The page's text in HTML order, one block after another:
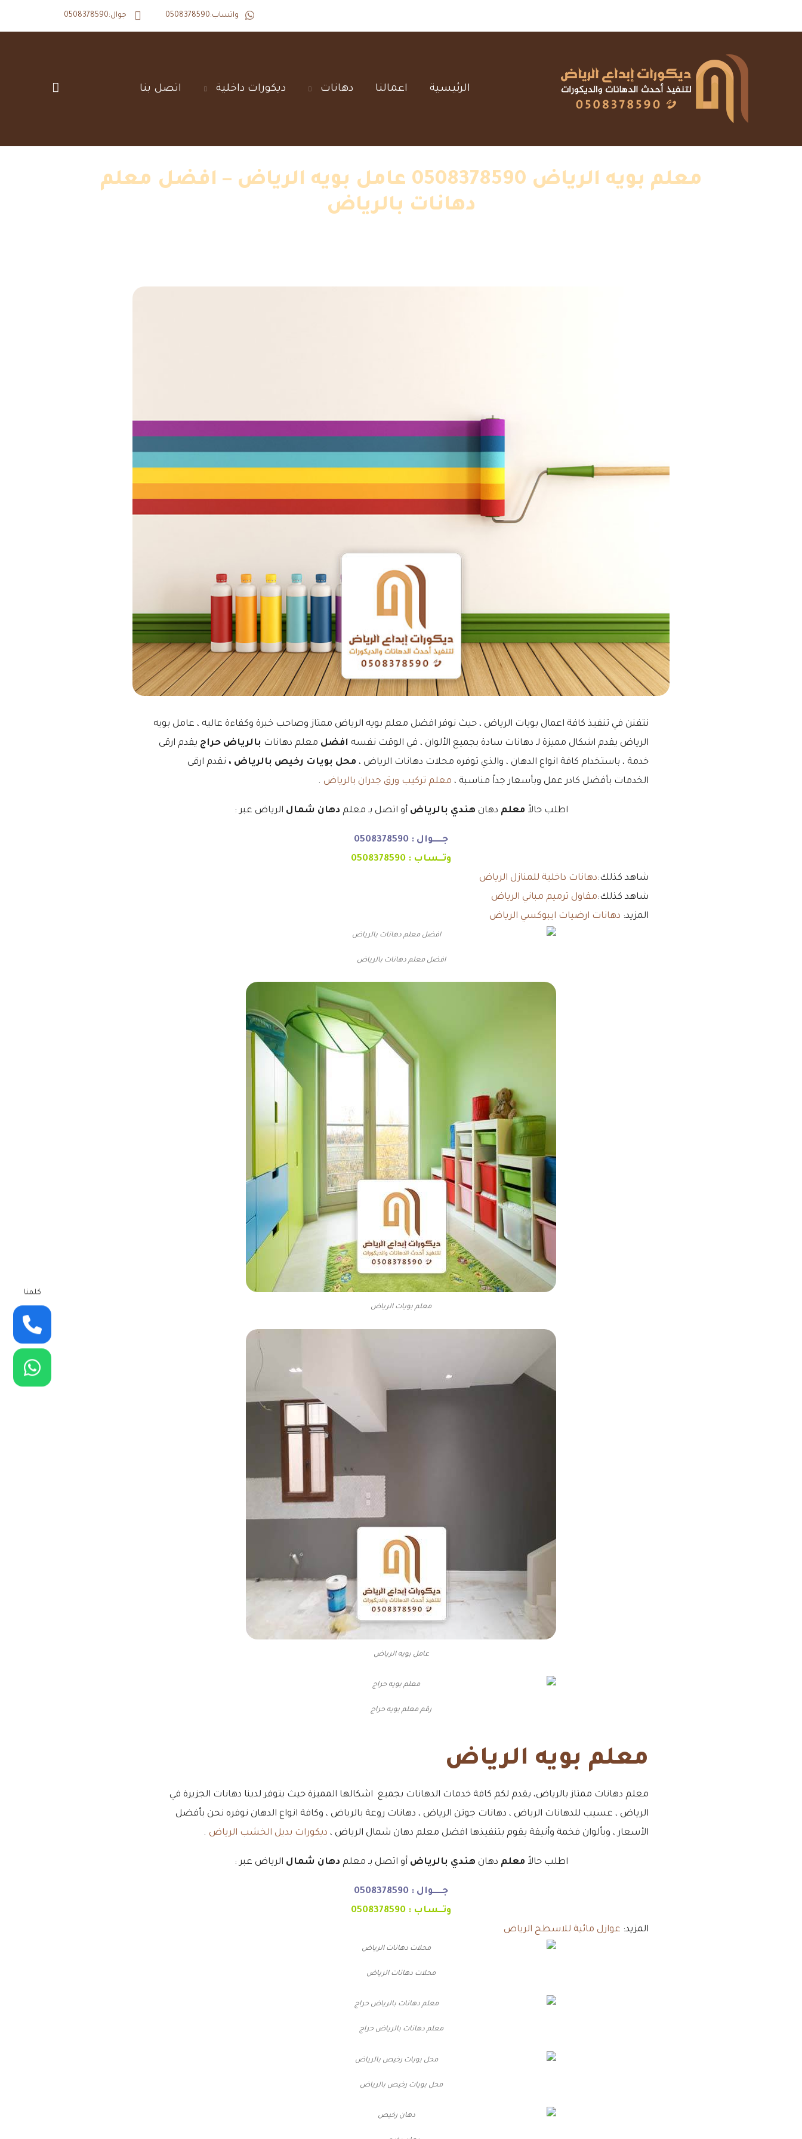
واتساب:0508378590 جوال:0508378590
الرئيسية‎ اعمالنا‎ دهانات‎ ديكورات داخلية‎ اتصل بنا‎
معلم بويه الرياض 0508378590 عامل بويه الرياض – افضل معلم
دهانات بالرياض
نتفنن في تنفيذ كافة اعمال بويات الرياض ، حيث نوفر افضل معلم بويه الرياض ممتاز وصاحب خبرة وكفاءة عاليه ، عامل بويه
الرياض يقدم اشكال مميزة لـ دهانات سادة بجميع الألوان ، في الوقت نفسه افضل معلم دهانات بالرياض حراج يقدم ارقى
خدمة ، باستخدام كافة انواع الدهان ، والذي توفره محلات دهانات الرياض ، محل بويات رخيص بالرياض ، نقدم ارقى
الخدمات بأفضل كادر عمل وبأسعار جداً مناسبة ، معلم تركيب ورق جدران بالرياض .
اطلب حالاً معلم دهان هندي بالرياض أو اتصل بـ معلم دهان شمال الرياض عبر :
جـــــوال : 0508378590
وتــساب : 0508378590
شاهد كذلك:دهانات داخلية للمنازل الرياض
شاهد كذلك:مقاول ترميم مباني الرياض
المزيد: دهانات ارضيات ايبوكسي الرياض
افضل معلم دهانات بالرياض
معلم بويات الرياض
عامل بويه الرياض
رقم معلم بويه حراج
معلم بويه الرياض
معلم دهانات ممتاز بالرياض، يقدم لكم كافة خدمات الدهانات بجميع اشكالها المميزة حيث يتوفر لدينا دهانات الجزيرة في
الرياض ، عسيب للدهانات الرياض ، دهانات جوتن الرياض ، دهانات روعة بالرياض ، وكافة انواع الدهان نوفره نحن بأفضل
الأسعار ، وبألوان فخمة وأنيقة يقوم بتنفيذها افضل معلم دهان شمال الرياض ، ديكورات بديل الخشب الرياض .
اطلب حالاً معلم دهان هندي بالرياض أو اتصل بـ معلم دهان شمال الرياض عبر :
جـــــوال : 0508378590
وتــساب : 0508378590
المزيد: عوازل مائية للاسطح الرياض
محلات دهانات الرياض
معلم دهانات بالرياض حراج
محل بويات رخيص بالرياض
كلمنا